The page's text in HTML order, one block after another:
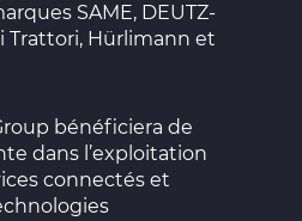
SAME, DEUTZ-
Trattori, Hürlimann et
bénéficiera de
dans l’exploitation
connectés et